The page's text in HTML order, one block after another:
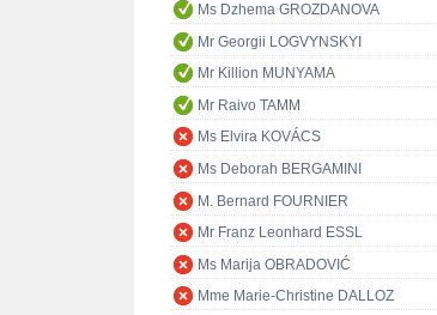
Ms Dzhema GROZDANOVA
Mr Georgii LOGVYNSKYI
Mr Killion MUNYAMA
Mr Raivo TAMM
Ms Elvira KOVÁCS
Ms Deborah BERGAMINI
M. Bernard FOURNIER
Mr Franz Leonhard ESSL
Ms Marija OBRADOVIĆ
Mme Marie-Christine DALLOZ